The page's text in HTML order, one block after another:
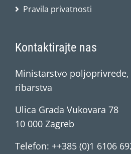
Pravila privatnosti
Kontaktirajte nas
Ministarstvo poljoprivrede,
ribarstva
Ulica Grada Vukovara 78
10 000 Zagreb
Telefon: ++385 (0)1 6106